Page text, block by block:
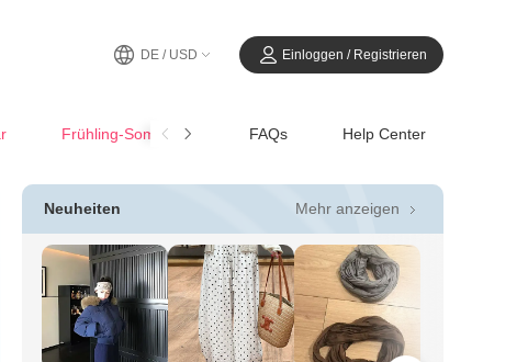
DE / USD Einloggen / Registrieren
Frühling-SommerCasual FAQs Help Center
Neuheiten Mehr anzeigen 